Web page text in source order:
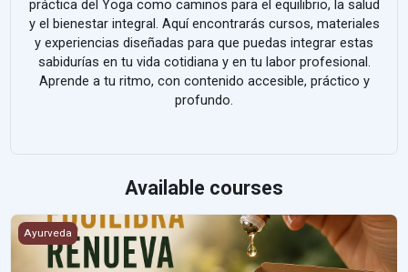
práctica del Yoga como caminos para el equilibrio, la salud
y el bienestar integral. Aquí encontrarás cursos, materiales
y experiencias diseñadas para que puedas integrar estas
sabidurías en tu vida cotidiana y en tu labor profesional.
Aprende a tu ritmo, con contenido accesible, práctico y
profundo.
Available courses
El Poder Curativo de los Aromas, Respira, Equilibra y Renueva
Ayurveda